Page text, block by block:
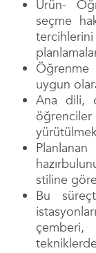
Ürün-
seçme
uygun
Ana dili,
stiline
Bu